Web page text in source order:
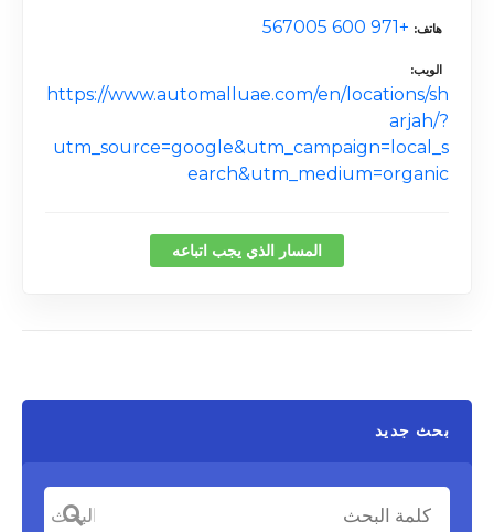
هاتف +971 600 567005
الويب
https://www.automalluae.com/en/locations/sh
arjah/?
utm_source=google&utm_campaign=local_s
earch&utm_medium=organic
المسار الذي يجب اتباعه
بحث جديد
كلمة البحث